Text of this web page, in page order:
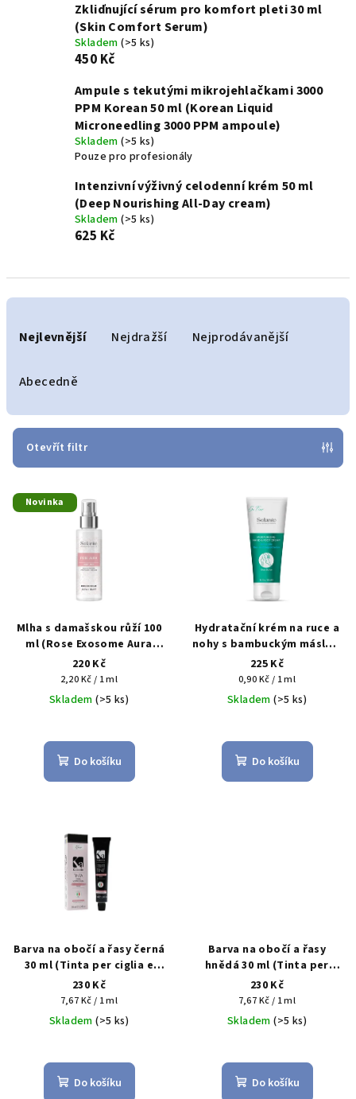
Zkliďnující sérum pro komfort pleti 30 ml
(Skin Comfort Serum)
Skladem(>5 ks)
450 Kč
Ampule s tekutými mikrojehlačkami 3000
PPM Korean 50 ml (Korean Liquid
Microneedling 3000 PPM ampoule)
Skladem(>5 ks)
Pouze pro profesionály
Intenzivní výživný celodenní krém 50 ml
(Deep Nourishing All-Day cream)
Skladem(>5 ks)
625 Kč
r
o
d
Nejlevnější Nejdražší Nejprodávanější
Abecedně
Otevřít filtr
V
ý
Novinka
Mlha s damašskou růží 100
ml (Rose Exosome Aura
Bodymist)
220 Kč
Měrná
cena:
2,20 Kč / 1 ml
Skladem(>5 ks)
Do košíku
Hydratační krém na ruce a
nohy s bambuckým máslem
250 ml (Moisturizing Hand &
Foot Cream With Shea
Butter)
225 Kč
Měrná
cena:
0,90 Kč / 1 ml
Skladem(>5 ks)
Do košíku
Barva na obočí a řasy černá
30 ml (Tinta per ciglia e
sopracciglia nero)
230 Kč
Měrná
cena:
7,67 Kč / 1 ml
Skladem(>5 ks)
Do košíku
Barva na obočí a řasy
hnědá 30 ml (Tinta per
ciglia e sopracciglia
castano)
230 Kč
Měrná
cena:
7,67 Kč / 1 ml
Skladem(>5 ks)
Do košíku